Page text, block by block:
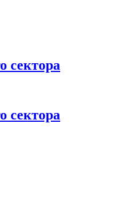
сектора
сектора